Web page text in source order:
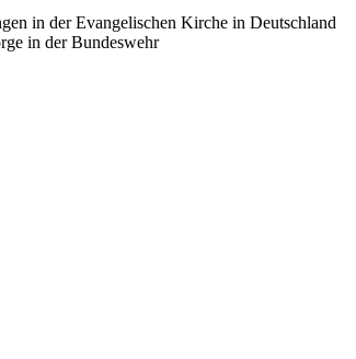
in der Evangelischen Kirche in Deutschland
in der Bundeswehr